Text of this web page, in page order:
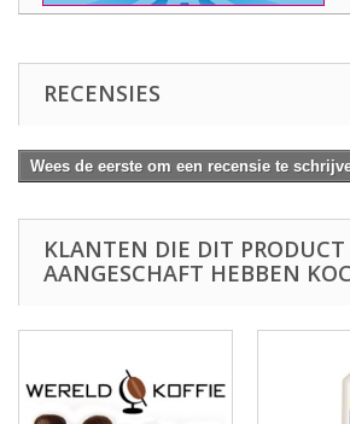
RECENSIES
Wees de eerste om een recensie te
KLANTEN DIE DIT PRODUCT
AANGESCHAFT HEBBEN